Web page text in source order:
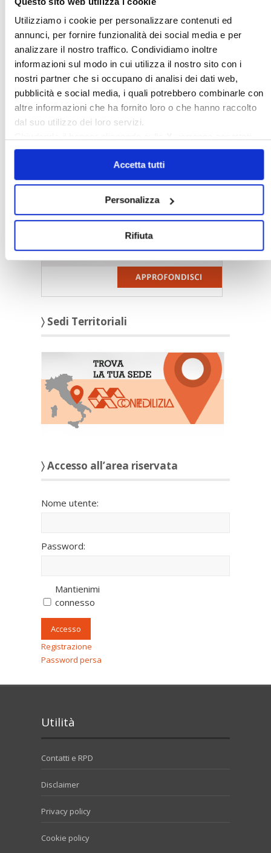
Utilizziamo i cookie per personalizzare contenuti ed
annunci, per fornire funzionalità dei social media e per
analizzare il nostro traffico. Condividiamo inoltre
informazioni sul modo in cui utilizza il nostro sito con i
nostri partner che si occupano di analisi dei dati web,
pubblicità e social media, i quali potrebbero combinarle con
altre informazioni che ha fornito loro o che hanno raccolto
dal suo utilizzo dei loro servizi.
solo i cookie necessari.
Accetta tutti
Personalizza
Rifiuta
〉 5 ragioni per aderire a Confedilizia
〉 Sedi Territoriali
〉 Accesso all’area riservata
Nome utente:
Password:
Mantienimi
connesso
Accesso
Registrazione
Password persa
Utilità
Contatti e RPD
Disclaimer
Privacy policy
Cookie policy